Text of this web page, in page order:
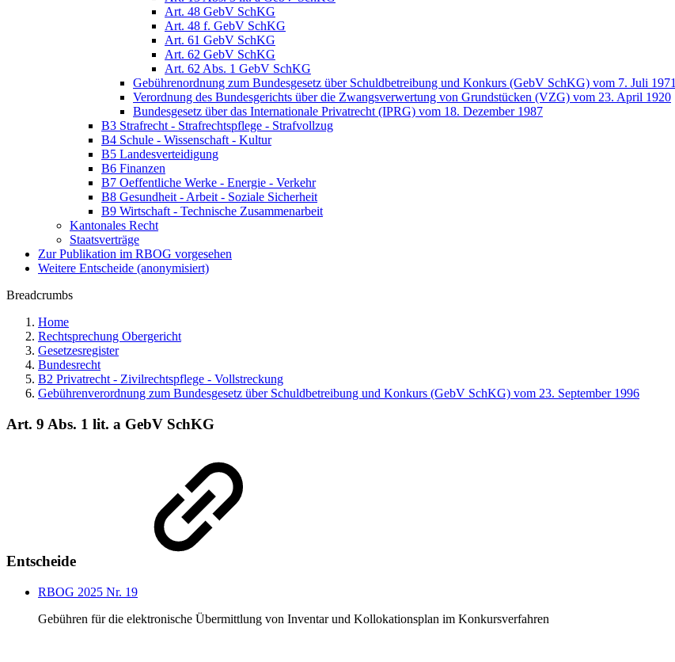
Art. 48 GebV SchKG
Art. 48 f. GebV SchKG
Art. 61 GebV SchKG
Art. 62 GebV SchKG
Art. 62 Abs. 1 GebV SchKG
Gebührenordnung zum Bundesgesetz über Schuldbetreibung und Konkurs (GebV SchKG) vom 7. Juli 1971
Verordnung des Bundesgerichts über die Zwangsverwertung von Grundstücken (VZG) vom 23. April 1920
Bundesgesetz über das Internationale Privatrecht (IPRG) vom 18. Dezember 1987
B3 Strafrecht - Strafrechtspflege - Strafvollzug
B4 Schule - Wissenschaft - Kultur
B5 Landesverteidigung
B6 Finanzen
B7 Oeffentliche Werke - Energie - Verkehr
B8 Gesundheit - Arbeit - Soziale Sicherheit
B9 Wirtschaft - Technische Zusammenarbeit
Kantonales Recht
Staatsverträge
Zur Publikation im RBOG vorgesehen
Weitere Entscheide (anonymisiert)
Breadcrumbs
Home
Rechtsprechung Obergericht
Gesetzesregister
Bundesrecht
B2 Privatrecht - Zivilrechtspflege - Vollstreckung
Gebührenverordnung zum Bundesgesetz über Schuldbetreibung und Konkurs (GebV SchKG) vom 23. September 1996
Art. 9 Abs. 1 lit. a GebV SchKG
Entscheide
RBOG 2025 Nr. 19
Gebühren für die elektronische Übermittlung von Inventar und Kollokationsplan im Konkursverfahren